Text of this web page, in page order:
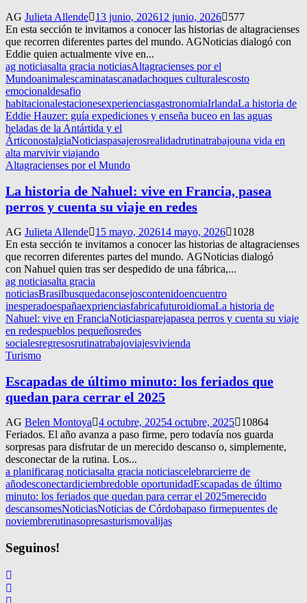
AG Julieta Allende 13 junio, 202612 junio, 2026
577
En esta sección te invitamos a conocer las historias de altagracienses
que recorren diferentes partes del mundo. AGNoticias dialogó con
Eddie quien actualmente vive en...
ag noticiasalta gracia noticiasAltagracienses por el
Mundoanimalescaminatascanadachoques culturalescosto
emocionaldesafio
habitacionalestacionesexperienciasgastronomiaIrlandaLa historia de
Eddie Hauzer: guía expediciones y enseña buceo en las aguas
heladas de la Antártida y el
ÁrticonostalgiaNoticiaspasajerosrealidadrutinatrabajouna vida en
alta marvivir viajando
Altagracienses por el Mundo
La historia de Nahuel: vive en Francia, pasea
perros y cuenta su viaje en redes
AG Julieta Allende 15 mayo, 202614 mayo, 2026
1028
En esta sección te invitamos a conocer las historias de altagracienses
que recorren diferentes partes del mundo. AGNoticias dialogó
con Nahuel quien tras ser despedido de una fábrica,...
ag noticiasalta gracia
noticiasBrasilbusquedaconsejoscontenidoencuentro
inesperadoespañaexprienciasfabricafuturoidiomaLa historia de
Nahuel: vive en FranciaNoticiasparejapasea perros y cuenta su viaje
en redespueblos pequeñosredes
socialesregresosrutinatrabajoviajesvivienda
Turismo
Escapadas de último minuto: los feriados que
quedan para cerrar el 2025
AG Belen Montoya 4 octubre, 20254 octubre, 2025
10864
Feriados. El año avanza a paso firme, pero todavía nos guarda
sorpresas para disfrutar de un merecido descanso o, simplemente,
desconectar de la rutina. Los...
a planificarag noticiasalta gracia noticiascelebrarcierre de
añodesconectardiciembredoble oportunidadEscapadas de último
minuto: los feriados que quedan para cerrar el 2025merecido
descansomesNoticiasNoticias de Córdobapaso firmepuentes de
noviembrerutinasopresasturismovalijas
Seguinos!